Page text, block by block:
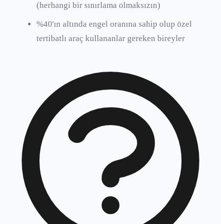
(herhangi bir sınırlama olmaksızın)
%40'ın altında engel oranına sahip olup özel
tertibatlı araç kullananlar gereken bireyler